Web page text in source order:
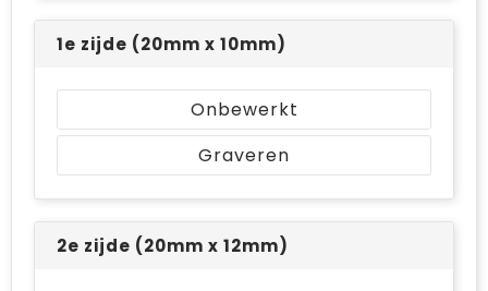
1e zijde (20mm x 10mm)
Onbewerkt
Graveren
2e zijde (20mm x 12mm)